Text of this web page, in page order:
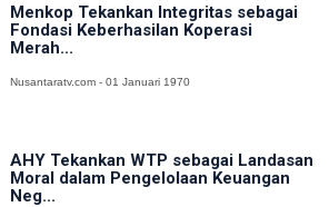
Menkop Tekankan Integritas sebagai
Fondasi Keberhasilan Koperasi
Merah...
Nusantaratv.com - 01 Januari 1970
AHY Tekankan WTP sebagai Landasan
Moral dalam Pengelolaan Keuangan
Neg...